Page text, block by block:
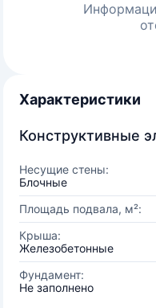
Характеристики
Конструктивные
Несущие стены:
Блочные
Площадь подвала, м²:
Крыша:
Железобетонные
Фундамент:
Не заполнено